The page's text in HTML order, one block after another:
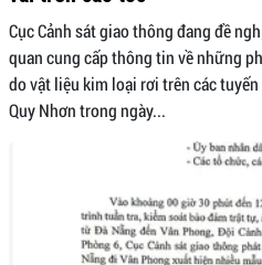
Cục Cảnh sát giao thông đang đề
quan cung cấp thông tin về những
do vật liệu kim loại rơi trên các
Quy Nhơn trong ngày...